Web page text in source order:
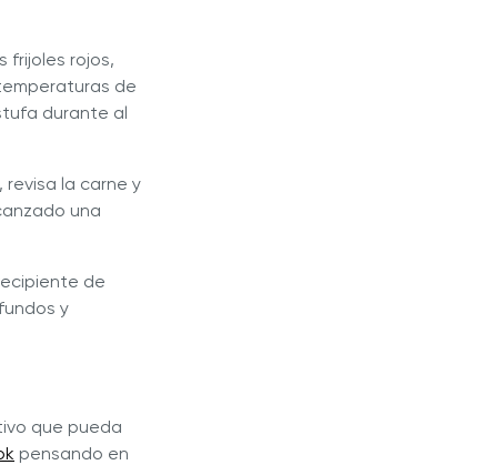
frijoles rojos,
de
durante al
la carne y
una
de
y
que pueda
pensando en